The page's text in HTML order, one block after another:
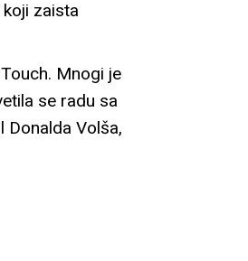
zaista
Mnogi je
se radu sa
Donalda Volša,